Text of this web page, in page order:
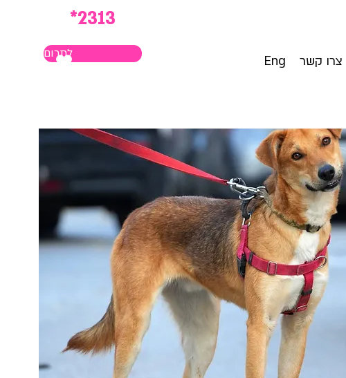
*2313
לתרום צרו קשר Eng